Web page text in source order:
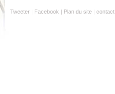
Tweeter | Facebook | Plan du site | contact